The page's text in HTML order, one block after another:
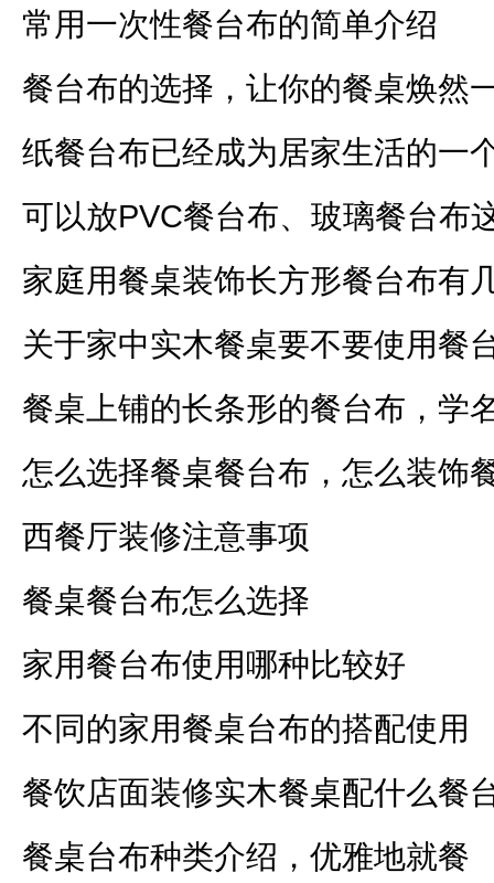
常用一次性餐台布的简单介绍
餐台布的选择，让你的餐桌焕然
纸餐台布已经成为居家生活的一
可以放PVC餐台布、玻璃餐台布
家庭用餐桌装饰长方形餐台布有
关于家中实木餐桌要不要使用餐
餐桌上铺的长条形的餐台布，学
怎么选择餐桌餐台布，怎么装饰
西餐厅装修注意事项
餐桌餐台布怎么选择
家用餐台布使用哪种比较好
不同的家用餐桌台布的搭配使用
餐饮店面装修实木餐桌配什么餐
餐桌台布种类介绍，优雅地就餐